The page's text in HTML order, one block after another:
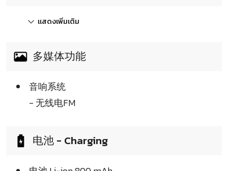
แสดงเพิ่มเติม
多媒体功能
音响系统
- 无线电FM
电池 - Charging